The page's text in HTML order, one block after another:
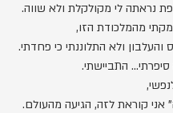
נראתה לי מקולקלת ולא שווה.
מהמלכודת הזו,
ולא התלוננתי כי פחדתי.
התביישתי.
קוראת לזה, הגיעה מהעולם.